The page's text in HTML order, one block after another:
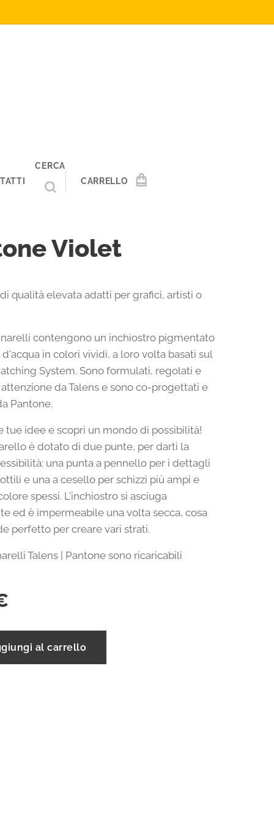
CERCA
CARRELLO
Violet
qualità elevata adatti per grafici, artisti o
contengono un inchiostro pigmentato
d'acqua in colori vividi, a loro volta basati sul
System. Sono formulati, regolati e
da Talens e sono co-progettati e
Pantone.
tue idee e scopri un mondo di possibilità!
è dotato di due punte, per darti la
una punta a pennello per i dettagli
e una a cesello per schizzi più ampi e
spessi. L'inchiostro si asciuga
ed è impermeabile una volta secca, cosa
perfetto per creare vari strati.
Talens | Pantone sono ricaricabili
al carrello